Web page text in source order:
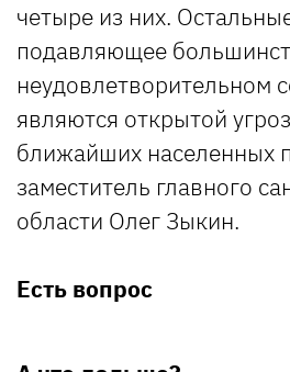
четыре из них.
подавляющее
неудовлетворительном
являются открытой
ближайших населенных
заместитель главного
области Олег Зыкин.
Есть вопрос